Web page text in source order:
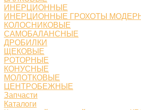
ИНЕРЦИОННЫЕ
ИНЕРЦИОННЫЕ ГРОХОТЫ
КОЛОСНИКОВЫЕ
САМОБАЛАНСНЫЕ
ДРОБИЛКИ
ЩЕКОВЫЕ
РОТОРНЫЕ
КОНУСНЫЕ
МОЛОТКОВЫЕ
ЦЕНТРОБЕЖНЫЕ
Запчасти
Каталоги